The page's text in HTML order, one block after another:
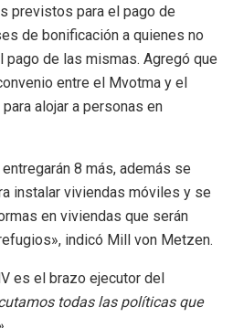
previstos para el pago de
de bonificación a quienes no
de las mismas. Agregó que
entre el Mvotma y el
alojar a personas en
8 más, además se
instalar viviendas móviles y se
en viviendas que serán
indicó Mill von Metzen.
es el brazo ejecutor del
todas las políticas que